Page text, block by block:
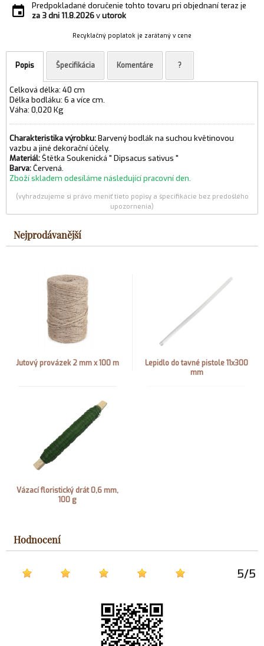
Hodnocení
5/5
Predpokladané doručenie tohto tovaru pri objednaní teraz je
za 3 dni11.8.2026vutorok
Recyklačný poplatok je zarátaný v cene
Popis Špecifikácia Komentáre ?
Celková délka: 40 cm
Délka bodláku: 6 a více cm.
Váha: 0,020 Kg
Charakteristika výrobku:Barvený bodlák na suchou květinovou
vazbu a jiné dekorační účely.
Materiál:Štětka Soukenická " Dipsacus sativus "
Barva:Červená.
Zboží skladem odesíláme následující pracovní den.
(vyhradzujeme si právo meniť tieto popisy a špecifikácie bez predošlého
upozornenia)
Nejprodávanější
Jutový provázek 2 mm x 100 m
Lepidlo do tavné pistole 11x300
mm
Vázací floristický drát 0,6 mm,
100 g